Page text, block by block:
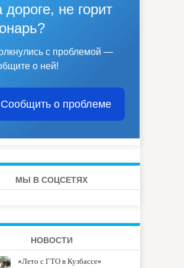
дороге, не горит
с проблемой —
о ней!
Сообщить о проблеме
МЫ В СОЦСЕТЯХ
НОВОСТИ
«Лето с ГТО в Кузбассе»